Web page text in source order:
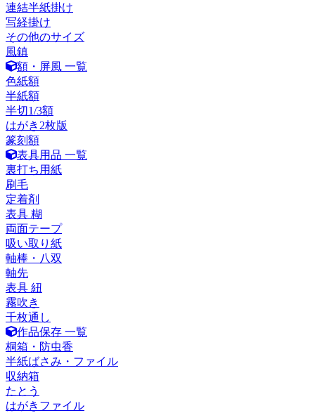
連結半紙掛け
写経掛け
その他のサイズ
風鎮
額・屏風 一覧
色紙額
半紙額
半切1/3額
はがき2枚版
篆刻額
表具用品 一覧
裏打ち用紙
刷毛
定着剤
表具 糊
両面テープ
吸い取り紙
軸棒・八双
軸先
表具 紐
霧吹き
千枚通し
作品保存 一覧
桐箱・防虫香
半紙ばさみ・ファイル
収納箱
たとう
はがきファイル